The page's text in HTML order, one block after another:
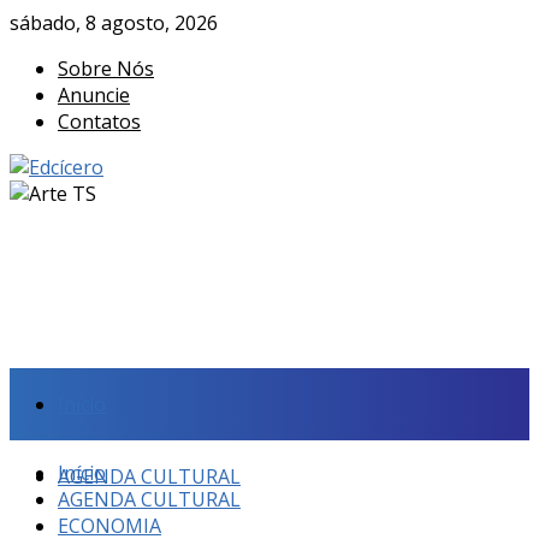
sábado, 8 agosto, 2026
Sobre Nós
Anuncie
Contatos
AGENDA CULTURAL
Início
AGENDA CULTURAL
ECONOMIA